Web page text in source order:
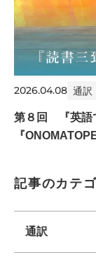
2026.04.08 通訳
第８回 『英語
『
記事のカテ
通訳